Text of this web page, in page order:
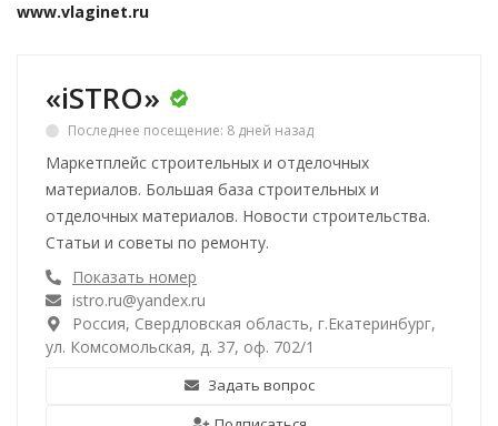
www.vlaginet.ru
«iSTRO»
Последнее посещение: 8 дней назад
Маркетплейс строительных и отделочных
материалов. Большая база строительных и
отделочных материалов. Новости строительства.
Статьи и советы по ремонту.
Показать номер
istro.ru@yandex.ru
Россия, Свердловская область, г.Екатеринбург,
ул. Комсомольская, д. 37, оф. 702/1
Задать вопрос